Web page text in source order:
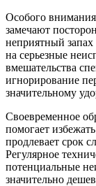
Особого
замечают
неприятный
на серьезные
вмешательства
игнорирование
значительному
Своевременное
помогает
продлевает срок
Регулярное
потенциальные
значительно